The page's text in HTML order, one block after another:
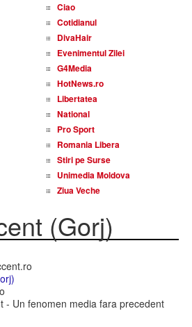
Ciao
Cotidianul
DivaHair
Evenimentul Zilei
G4Media
HotNews.ro
Libertatea
National
Pro Sport
Romania Libera
Stiri pe Surse
Unimedia Moldova
Ziua Veche
(Gorj)
- Un fenomen media fara precedent